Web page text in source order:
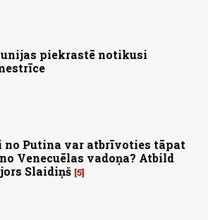
piekrastē notikusi
no Putina var atbrīvoties tāpat
Venecuēlas vadoņa? Atbild
Slaidiņš 5